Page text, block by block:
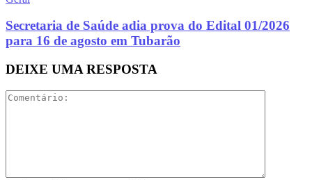
Secretaria de Saúde adia prova do Edital 01/2026
para 16 de agosto em Tubarão
DEIXE UMA RESPOSTA